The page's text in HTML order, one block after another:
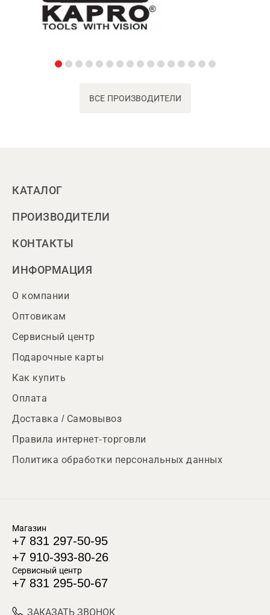
ВСЕ ПРОИЗВОДИТЕЛИ
КАТАЛОГ
ПРОИЗВОДИТЕЛИ
КОНТАКТЫ
ИНФОРМАЦИЯ
О компании
Оптовикам
Сервисный центр
Подарочные карты
Как купить
Оплата
Доставка / Самовывоз
Правила интернет-торговли
Политика обработки персональных данных
Магазин
+7 831 297-50-95
+7 910-393-80-26
Сервисный центр
+7 831 295-50-67
ЗАКАЗАТЬ ЗВОНОК